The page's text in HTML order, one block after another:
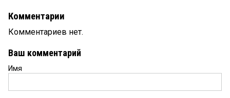
Комментарии
Комментариев нет.
Ваш комментарий
Имя